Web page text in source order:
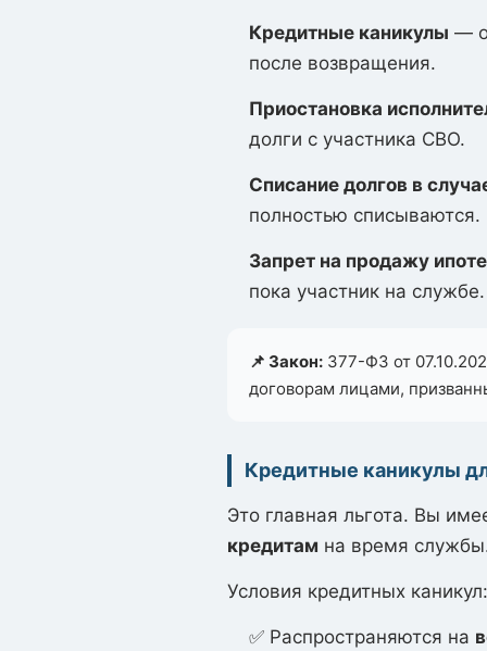
Кредитные каникулы —
после возвращения.
Приостановка
долги с участника СВО.
Списание долгов в
полностью списываются.
Запрет на продажу
пока участник на службе.
📌 Закон: 377-ФЗ от
договорам лицами,
Кредитные каникулы
Это главная льгота. Вы
кредитам на время
Условия кредитных каникул:
✅ Распространяются на